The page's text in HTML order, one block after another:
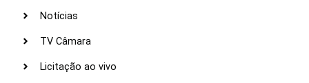
Notícias
TV Câmara
Licitação ao vivo